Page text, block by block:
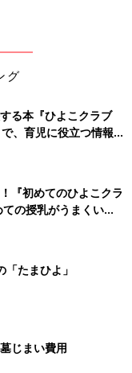
グ
る本『ひよこクラブ
、育児に役立つ情報が
『初めてのひよこクラ
の授乳がうまくい
夏のトラブル 解決テ
たまひよ」
じまい費用